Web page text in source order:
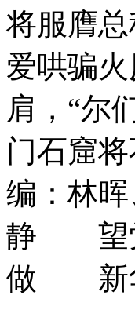
将服膺
爱哄骗
肩，“尔
门石窟
编：林
静 望觉
做 新华